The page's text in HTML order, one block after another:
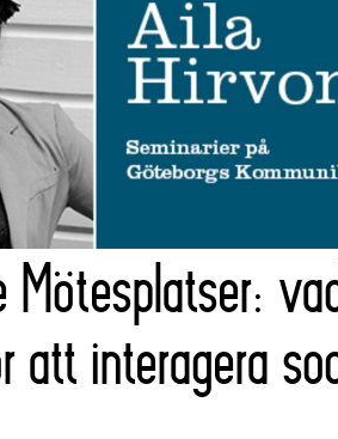
Mötesplatser:
att interagera